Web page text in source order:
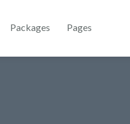
Packages Pages